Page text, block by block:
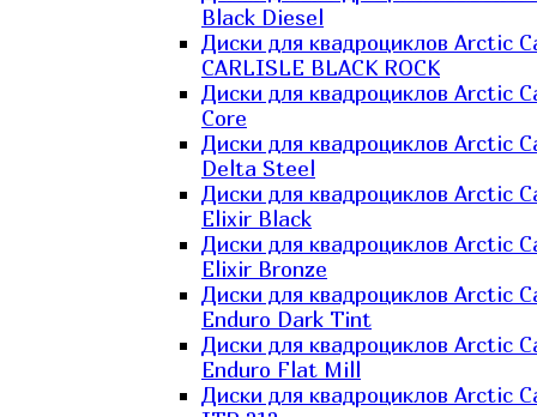
Black Diesel
Диски для квадроциклов Arctic
CARLISLE BLACK ROCK
Диски для квадроциклов Arctic
Core
Диски для квадроциклов Arctic
Delta Steel
Диски для квадроциклов Arctic
Elixir Black
Диски для квадроциклов Arctic
Elixir Bronze
Диски для квадроциклов Arctic
Enduro Dark Tint
Диски для квадроциклов Arctic
Enduro Flat Mill
Диски для квадроциклов Arctic